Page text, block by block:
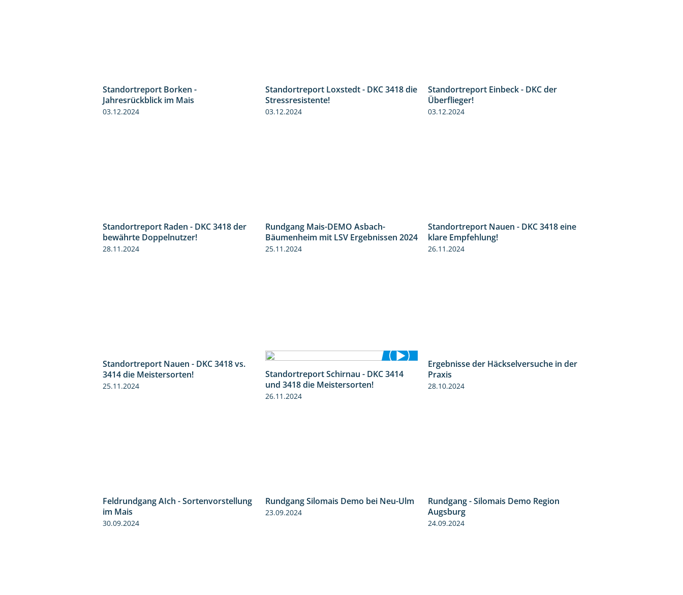
Standortreport Borken -
Jahresrückblick im Mais
03.12.2024
Standortreport Loxstedt - DKC 3418 die
Stressresistente!
03.12.2024
Standortreport Einbeck - DKC der
Überflieger!
Standortreport Raden - DKC 3418 der
bewährte Doppelnutzer!
28.11.2024
8:38
Rundgang Mais-DEMO Asbach-
Bäumenheim mit LSV Ergebnissen 2024
Standortreport Nauen - DKC 3418 eine
klare Empfehlung!
26.11.2024
Standortreport Nauen - DKC 3418 vs.
3414 die Meistersorten!
25.11.2024
4:20
Standortreport Schirnau - DKC 3414
und 3418 die Meistersorten!
26.11.2024
Ergebnisse der Häckselversuche in der
Praxis
28.10.2024
Feldrundgang AIch - Sortenvorstellung
im Mais
30.09.2024
Rundgang Silomais Demo bei Neu-Ulm
23.09.2024
Rundgang - Silomais Demo Region
Augsburg
24.09.2024